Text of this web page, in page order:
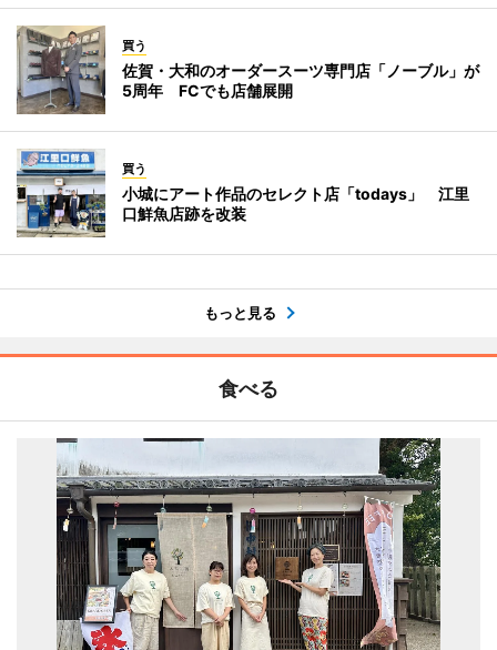
買う
佐賀・大和のオーダースーツ専門店「ノーブル」が
5周年 FCでも店舗展開
買う
小城にアート作品のセレクト店「todays」 江里
口鮮魚店跡を改装
もっと見る
食べる